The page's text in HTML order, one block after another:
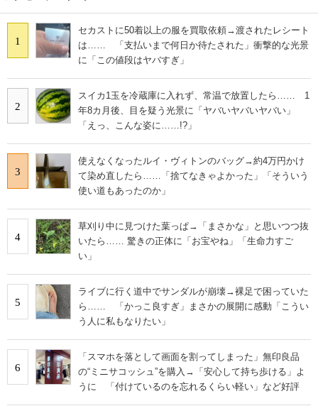
1
セカストに50着以上の服を買取依頼→渡されたレシート
は…… 「支払いまで何日か待たされた」衝撃的な光景
に「この値段はヤバすぎ」
2
スイカ1玉を冷蔵庫に入れず、常温で放置したら…… 1
年8カ月後、目を疑う光景に「ヤバいヤバいヤバい」
「えっ、こんな姿に……!?」
3
使えなくなったルイ・ヴィトンのバッグ→約4万円かけ
て染め直したら……「捨てなきゃよかった」「そういう
使い道もあったのか」
4
草刈り中に見つけた葉っぱ→「まさかな」と思いつつ抜
いたら…… 驚きの正体に「お宝やね」「生命力すご
い」
5
ライブに行く道中でサンダルが崩壊→裸足で困っていた
ら…… 「かっこ良すぎ」まさかの展開に感動「こうい
う人に私もなりたい」
6
「スマホを落として画面を割ってしまった」無印良品
の“ミニサコッシュ”を購入→「安心して持ち歩ける」よ
うに 「付けているのを忘れるくらい軽い」など好評